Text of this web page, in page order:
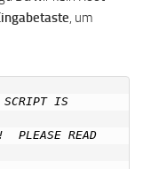
, um
SCRIPT IS